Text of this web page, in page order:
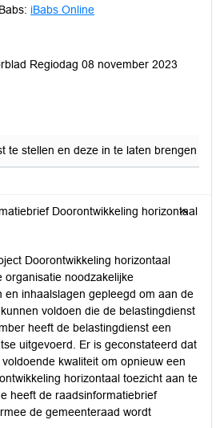
iBabs Online
Regiodag 08 november 2023
te stellen en deze in te laten brengen
Doorontwikkeling horizontaal
Doorontwikkeling horizontaal
organisatie noodzakelijke
en inhaalslagen gepleegd om aan de
voldoen die de belastingdienst
heeft de belastingdienst een
uitgevoerd. Er is geconstateerd dat
kwaliteit om opnieuw een
horizontaal toezicht aan te
heeft de raadsinformatiebrief
de gemeenteraad wordt